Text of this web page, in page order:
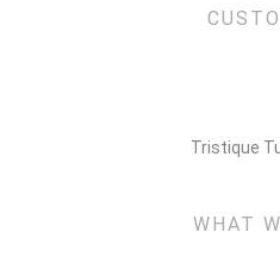
Tristique
WHAT